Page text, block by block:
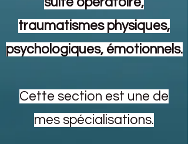
traumatismes physiques,
psychologiques, émotionnels.
Cette section est une de
mes spécialisations.